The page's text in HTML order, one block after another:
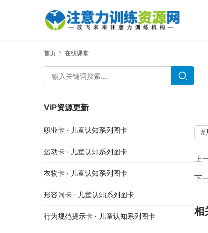
首页 在线课堂
上
下
相
VIP资源更新
职业卡 · 儿童认知系列图卡
运动卡 · 儿童认知系列图卡
衣物卡 · 儿童认知系列图卡
形容词卡 · 儿童认知系列图卡
行为规范提示卡 · 儿童认知系列图卡